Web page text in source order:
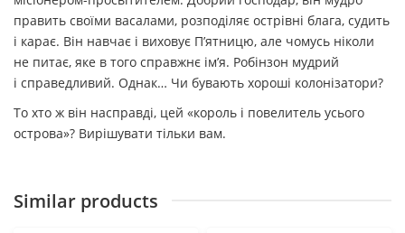
править своїми васалами, розподіляє острівні блага, судить
і карає. Він навчає і виховує П’ятницю, але чомусь ніколи
не питає, яке в того справжнє ім’я. Робінзон мудрий
і справедливий. Однак… Чи бувають хороші колонізатори?
То хто ж він насправді, цей «король і повелитель усього
острова»? Вирішувати тільки вам.
Similar products